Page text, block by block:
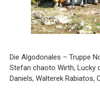
Die Algodonales – Truppe
Stefan chaoto Wirth, Lucky
Daniels, Walterek Rabiatos,